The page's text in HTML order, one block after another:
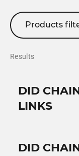
Products
Results
DID
LINKS
DID